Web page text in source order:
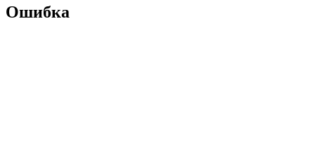
Ошибка